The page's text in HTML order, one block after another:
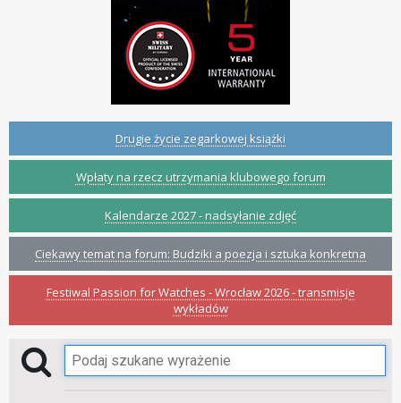
Drugie życie zegarkowej książki
Wpłaty na rzecz utrzymania klubowego forum
Kalendarze 2027 - nadsyłanie zdjęć
Ciekawy temat na forum: Budziki a poezja i sztuka konkretna
Festiwal Passion for Watches - Wrocław 2026 - transmisje
wykładów